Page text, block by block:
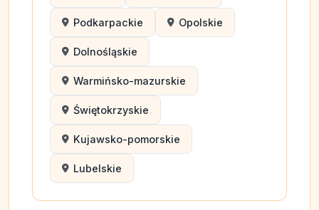
Podkarpackie Opolskie
Dolnośląskie
Warmińsko-mazurskie
Świętokrzyskie
Kujawsko-pomorskie
Lubelskie